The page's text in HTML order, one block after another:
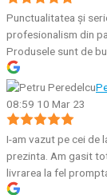
Punctualitatea și
profesionalism din
Produsele sunt de
08:59 10 Mar 23
I-am vazut pe cei de
prezinta. Am gasit
livrarea la fel